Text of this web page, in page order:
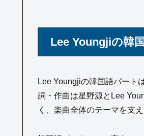
Lee Youngjiの韓
Lee Youngjiの韓国語パート
詞・作曲は星野源とLee
く、楽曲全体のテーマを支